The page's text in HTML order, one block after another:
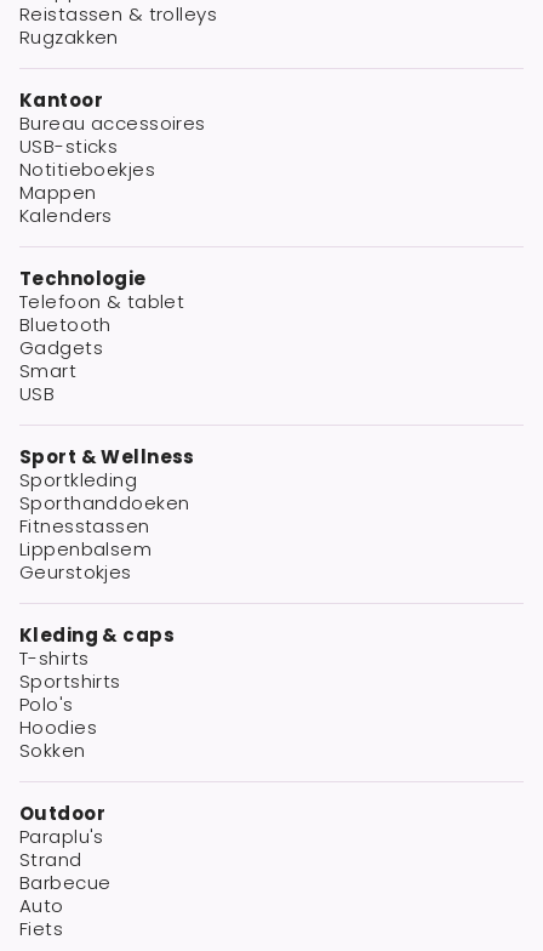
Reistassen & trolleys
Rugzakken
Kantoor
Bureau accessoires
USB-sticks
Notitieboekjes
Mappen
Kalenders
Technologie
Telefoon & tablet
Bluetooth
Gadgets
Smart
USB
Sport & Wellness
Sportkleding
Sporthanddoeken
Fitnesstassen
Lippenbalsem
Geurstokjes
Kleding & caps
T-shirts
Sportshirts
Polo's
Hoodies
Sokken
Outdoor
Paraplu's
Strand
Barbecue
Auto
Fiets